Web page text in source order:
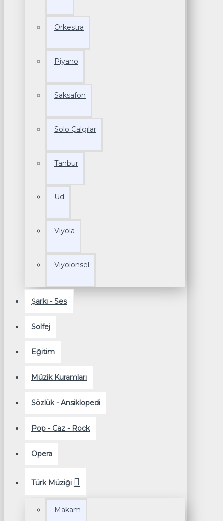
Orkestra
Piyano
Saksafon
Solo Çalgılar
Tanbur
Ud
Viyola
Viyolonsel
Şarkı - Ses
Solfej
Eğitim
Müzik Kuramları
Sözlük - Ansiklopedi
Pop - Caz - Rock
Opera
Türk Müziği
Makam